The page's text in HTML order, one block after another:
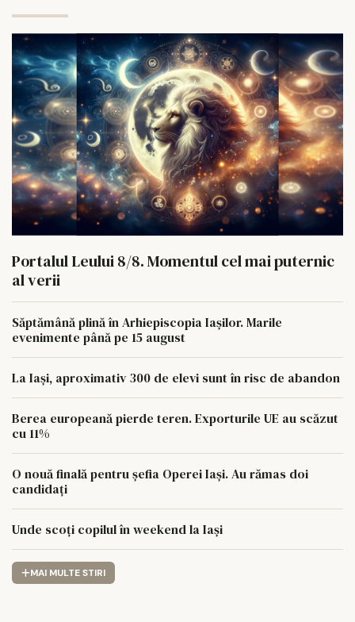
Portalul Leului 8/8. Momentul cel mai puternic
al verii
Săptămână plină în Arhiepiscopia Iașilor. Marile
evenimente până pe 15 august
La Iași, aproximativ 300 de elevi sunt în risc de abandon
Berea europeană pierde teren. Exporturile UE au scăzut
cu 11%
O nouă finală pentru șefia Operei Iași. Au rămas doi
candidați
Unde scoți copilul în weekend la Iași
MAI MULTE STIRI